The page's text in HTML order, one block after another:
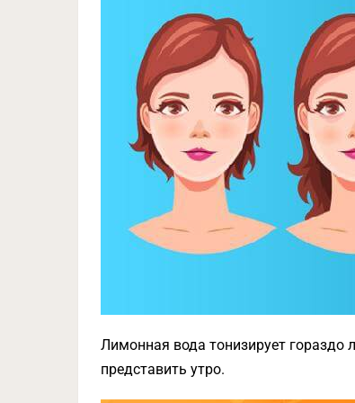
Лимонная вода тонизирует гораздо
представить утро.